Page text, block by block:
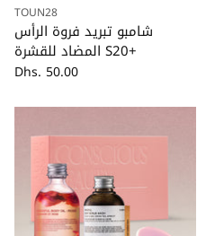
TOUN28
شامبو تبريد فروة الرأس
المضاد للقشرة S20+
Dhs. 50.00